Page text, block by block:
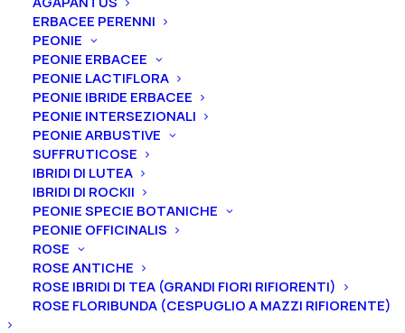
ERBACEE PERENNI
PEONIE
PEONIE ERBACEE
PEONIE LACTIFLORA
PEONIE IBRIDE ERBACEE
PEONIE INTERSEZIONALI
PEONIE ARBUSTIVE
SUFFRUTICOSE
IBRIDI DI LUTEA
IBRIDI DI ROCKII
PEONIE SPECIE BOTANICHE
PEONIE OFFICINALIS
ROSE
ROSE ANTICHE
ROSE IBRIDI DI TEA (GRANDI FIORI RIFIORENTI)
ROSE FLORIBUNDA (CESPUGLIO A MAZZI RIFIORENTE)